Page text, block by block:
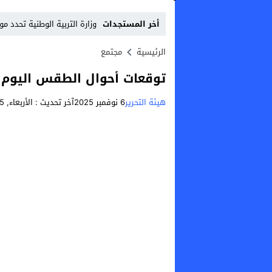
أخر المستجدات وزارة التربية الوطنية
Previous
Next
الرئيسية مجتمع
توقعات أحوال الطقس
هيئة التحرير6 نوفمبر 2025 آخر تحديث : الأربعاء, 5 نوفمبر, 2025 - 12:06 مساءً